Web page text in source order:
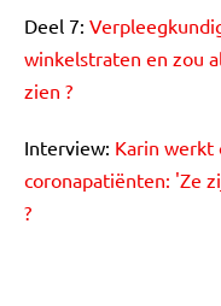
Deel 7:
winkelstraten en zou
zien ?
Interview: Karin werkt
coronapatiënten: 'Ze
?